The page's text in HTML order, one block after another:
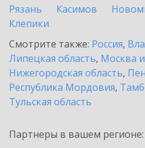
Рязань
Касимов
Клепики
Смотрите также: Россия,
Липецкая область, Москва
Нижегородская область,
Республика Мордовия,
Тульская область
Партнеры в вашем регионе: